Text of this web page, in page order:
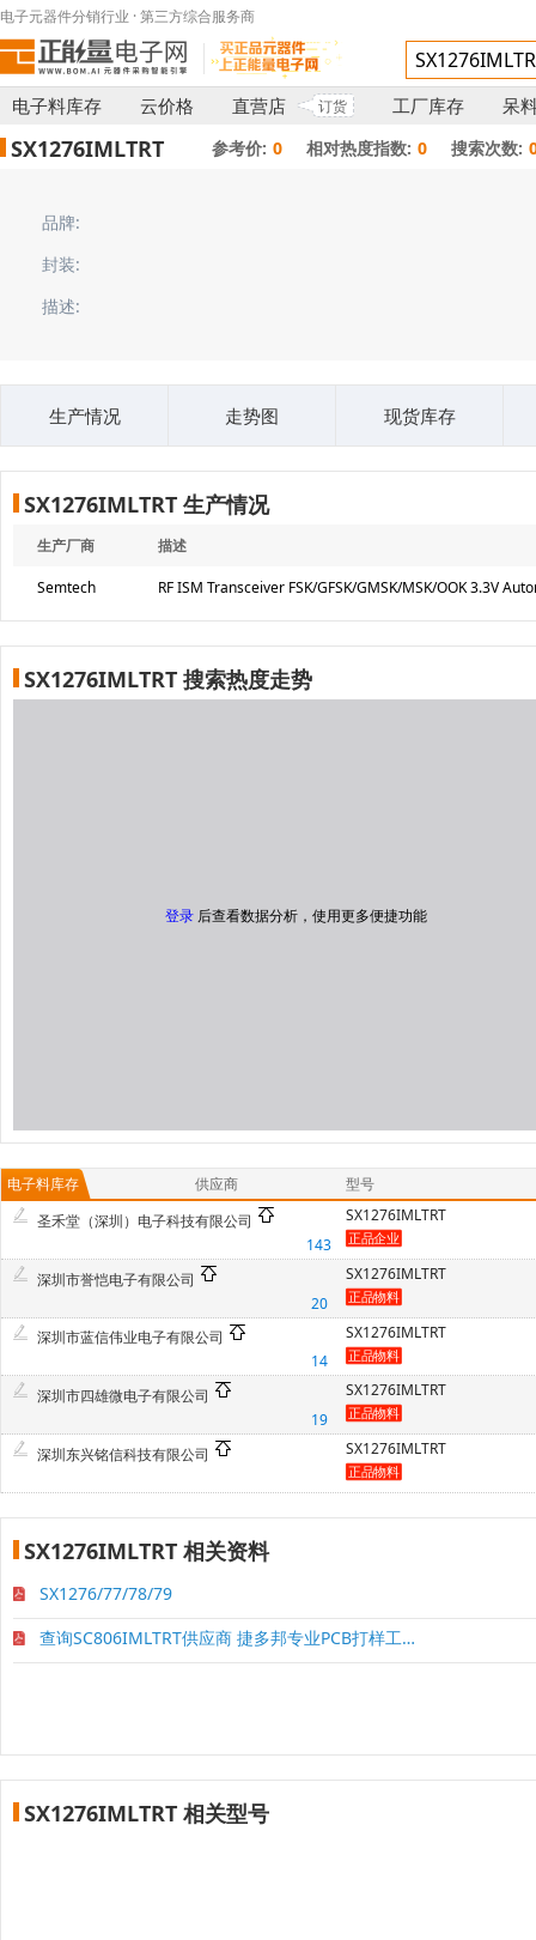
电子元器件分销行业 · 第三方综合服务商
电子料库存 云价格 直营店 订货 工厂库存 呆
SX1276IMLTRT 参考价: 0 相对热度指数: 0 搜索次数:
品牌:
封装:
描述:
生产情况 走势图 现货库存
SX1276IMLTRT 生产情况
生产厂商 描述
Semtech RF ISM Transceiver FSK/GFSK/GMSK/MSK/OOK 3.3V
SX1276IMLTRT 搜索热度走势
登录 后查看数据分析，使用更多便捷功能
电子料库存 供应商
型号
圣禾堂（深圳）电子科技有限公司
143
SX1276IMLTRT
深圳市誉恺电子有限公司
20
SX1276IMLTRT
深圳市蓝信伟业电子有限公司
14
SX1276IMLTRT
深圳市四雄微电子有限公司
19
SX1276IMLTRT
深圳东兴铭信科技有限公司 SX1276IMLTRT
SX1276IMLTRT 相关资料
SX1276/77/78/79
查询SC806IMLTRT供应商 捷多邦专业PCB打样工厂2
SX1276IMLTRT 相关型号